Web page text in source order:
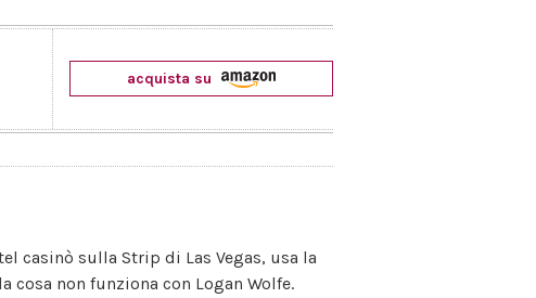
acquista su
casinò sulla Strip di Las Vegas, usa la
cosa non funziona con Logan Wolfe.